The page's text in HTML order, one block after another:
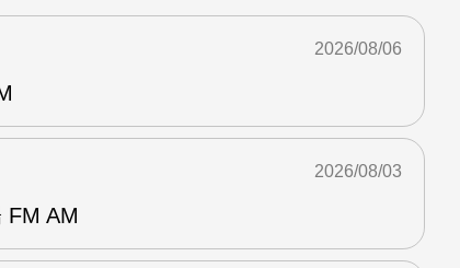
2026/08/06
FM AM
2026/08/03